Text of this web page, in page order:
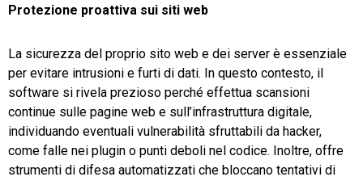
Protezione proattiva sui siti web
La sicurezza del proprio sito web e dei server è essenziale
per evitare intrusioni e furti di dati. In questo contesto, il
software si rivela prezioso perché effettua scansioni
continue sulle pagine web e sull’infrastruttura digitale,
individuando eventuali vulnerabilità sfruttabili da hacker,
come falle nei plugin o punti deboli nel codice. Inoltre, offre
strumenti di difesa automatizzati che bloccano tentativi di